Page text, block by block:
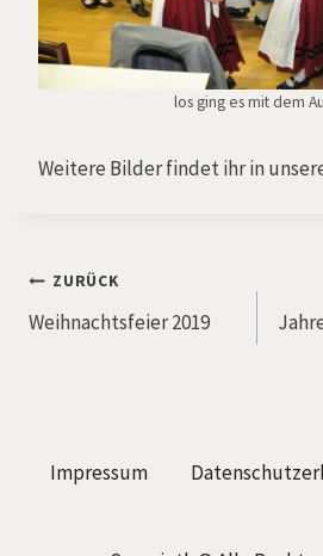
los ging es mit dem
Weitere Bilder findet ihr in
ZURÜCK
Weihnachtsfeier 2019
Impressum